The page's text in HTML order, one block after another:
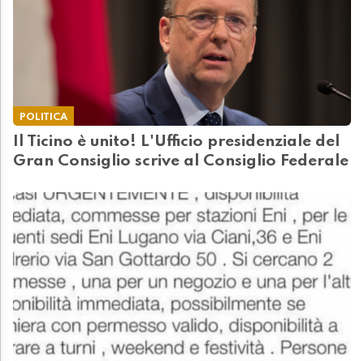
POLITICA
Il Ticino è unito! L'Ufficio presidenziale del
Gran Consiglio scrive al Consiglio Federale